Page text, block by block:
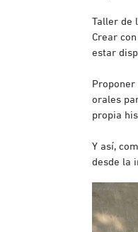
Taller de
Crear
estar
orales
propia
Y así,
desde la